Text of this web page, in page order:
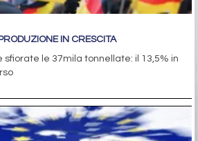
IN CRESCITA
sfiorate le 37mila tonnellate: il 13,5% in